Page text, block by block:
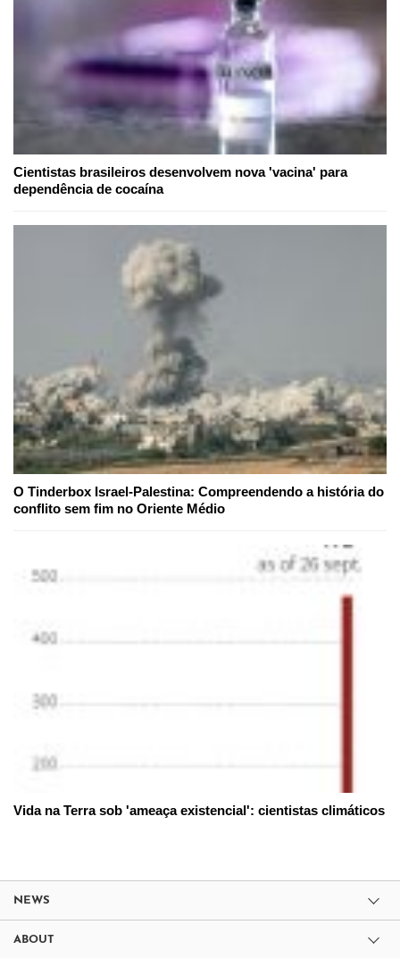
Cientistas brasileiros desenvolvem nova 'vacina' para
dependência de cocaína
O Tinderbox Israel-Palestina: Compreendendo a história do
conflito sem fim no Oriente Médio
Vida na Terra sob 'ameaça existencial': cientistas climáticos
NEWS
ABOUT